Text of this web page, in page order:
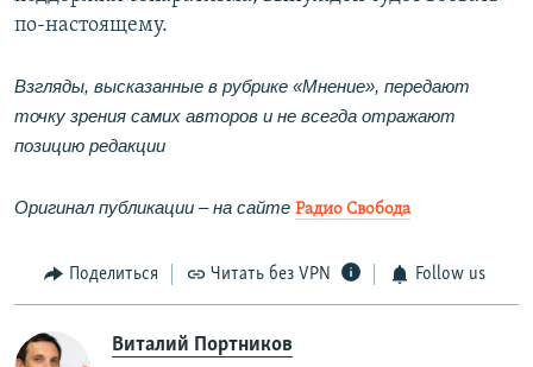
по-настоящему.
Взгляды, высказанные в рубрике «Мнение», передают
точку зрения самих авторов и не всегда отражают
позицию редакции
Оригинал публикации – на сайте Радио Свобода
Поделиться Читать без VPN Follow us
Виталий Портников